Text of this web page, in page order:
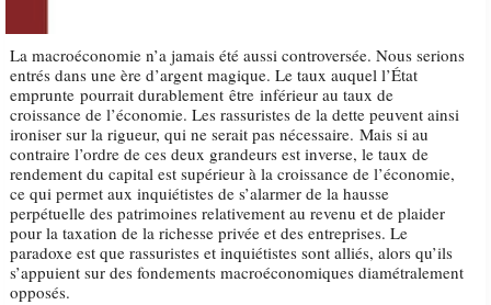
La macroéconomie n’a jamais été aussi controversée. Nous serions
entrés dans une ère d’argent magique. Le taux auquel l’État
emprunte pourrait durablement être inférieur au taux de
croissance de l’économie. Les rassuristes de la dette peuvent ainsi
ironiser sur la rigueur, qui ne serait pas nécessaire. Mais si au
contraire l’ordre de ces deux grandeurs est inverse, le taux de
rendement du capital est supérieur à la croissance de l’économie,
ce qui permet aux inquiétistes de s’alarmer de la hausse
perpétuelle des patrimoines relativement au revenu et de plaider
pour la taxation de la richesse privée et des entreprises. Le
paradoxe est que rassuristes et inquiétistes sont alliés, alors qu’ils
s’appuient sur des fondements macroéconomiques diamétralement
opposés.